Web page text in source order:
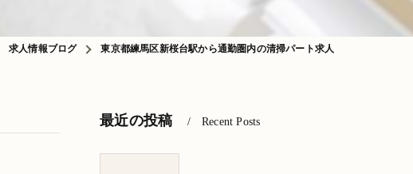
求人情報ブログ 東京都練馬区新桜台駅から通勤圏内の清掃パート求人
最近の投稿 Recent Posts